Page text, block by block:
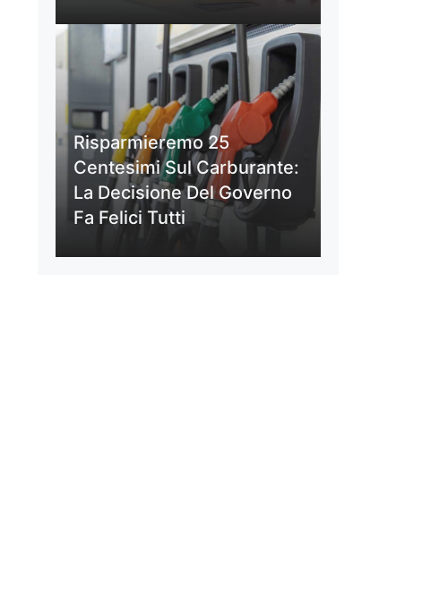
Risparmieremo 25
Centesimi Sul Carburante:
La Decisione Del Governo
Fa Felici Tutti